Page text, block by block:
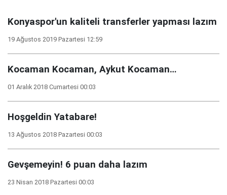
Konyaspor'un kaliteli transferler yapması lazım
19 Ağustos 2019 Pazartesi 12:59
Kocaman Kocaman, Aykut Kocaman…
01 Aralık 2018 Cumartesi 00:03
Hoşgeldin Yatabare!
13 Ağustos 2018 Pazartesi 00:03
Gevşemeyin! 6 puan daha lazım
23 Nisan 2018 Pazartesi 00:03